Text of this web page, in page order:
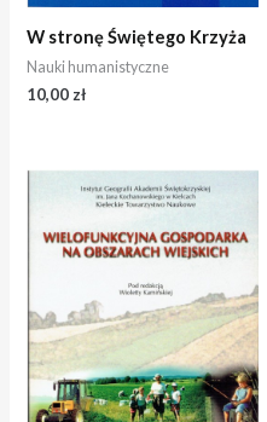
W stronę Świętego Krzyża
Nauki humanistyczne
10,00 zł